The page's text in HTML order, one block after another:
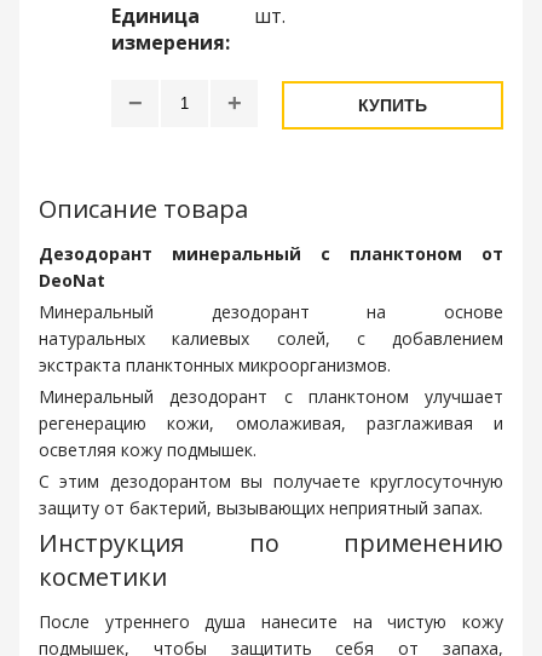
Единица
измерения:
шт.
− + КУПИТЬ
Описание товара
Дезодорант минеральный с планктоном от
DeoNat
Минеральный дезодорант на основе
натуральных калиевых солей, с добавлением
экстракта планктонных микроорганизмов.
Минеральный дезодорант с планктоном улучшает
регенерацию кожи, омолаживая, разглаживая и
осветляя кожу подмышек.
С этим дезодорантом вы получаете круглосуточную
защиту от бактерий, вызывающих неприятный запах.
Инструкция по применению
косметики
После утреннего душа нанесите на чистую кожу
подмышек, чтобы защитить себя от запаха,